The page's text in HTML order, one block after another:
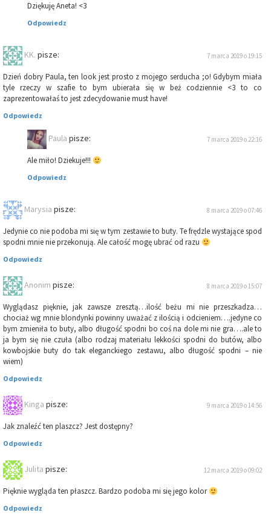
Dziękuję Aneta! <3
Odpowiedz
KK. pisze: 7 marca 2019 o 19:15
Dzień dobry Paula, ten look jest prosto z mojego serducha ;o! Gdybym miała
tyle rzeczy w szafie to bym ubierała się w beż codziennie <3 to co
zaprezentowałaś to jest zdecydowanie must have!
Odpowiedz
Paula pisze: 7 marca 2019 o 22:16
Ale miło! Dziekuje!!!
Odpowiedz
Marysia pisze: 8 marca 2019 o 07:46
Jedynie co nie podoba mi się w tym zestawie to buty. Te frędzle wystające spod
spodni mnie nie przekonują. Ale całość mogę ubrać od razu
Odpowiedz
Anonim pisze: 8 marca 2019 o 15:07
Wyglądasz pięknie, jak zawsze zresztą…ilość beżu mi nie przeszkadza…
chociaż wg mnie blondynki powinny uważać z ilością i odcieniem….jedyne co
bym zmieniła to buty, albo długość spodni bo coś na dole mi nie gra….ale to
ja bym się nie czuła (albo rodzaj materiału lekkości spodni do butów, albo
kowbojskie buty do tak eleganckiego zestawu, albo długość spodni – nie
wiem)
Odpowiedz
Kinga pisze: 9 marca 2019 o 14:56
Jak znaleźć ten plaszcz? Jest dostępny?
Odpowiedz
Julita pisze: 12 marca 2019 o 09:02
Pięknie wygląda ten płaszcz. Bardzo podoba mi się jego kolor
Odpowiedz